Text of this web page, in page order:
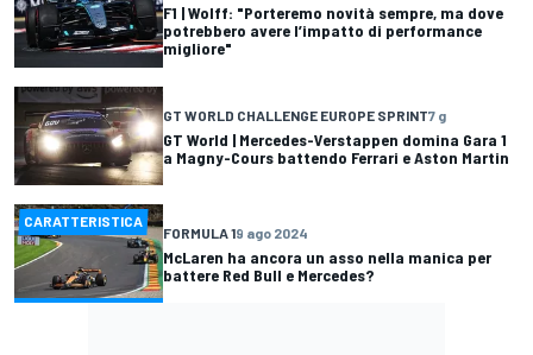
F1 | Wolff: "Porteremo novità sempre, ma dove
potrebbero avere l’impatto di performance
migliore"
GT WORLD CHALLENGE EUROPE SPRINT7 g
GT World | Mercedes-Verstappen domina Gara 1
a Magny-Cours battendo Ferrari e Aston Martin
CARATTERISTICA
FORMULA 19 ago 2024
McLaren ha ancora un asso nella manica per
battere Red Bull e Mercedes?